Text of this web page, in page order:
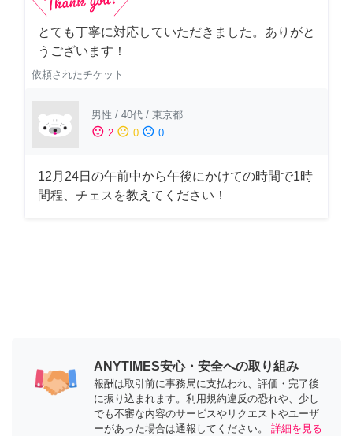
とても丁寧に対応していただきました。ありがと
うございます！
依頼されたチケット
男性 / 40代 / 東京都
sentiment_satisfied 2 sentiment_neutral 0 sentiment_dissatisfied 0
12月24日の午前中から午後にかけての時間で1時
間程、チェスを教えてください！
ANYTIMES安心・安全への取り組み
報酬は取引前に事務局に支払われ、評価・完了後
に振り込まれます。利用規約違反の恐れや、少し
でも不審な内容のサービスやリクエストやユーザ
ーがあった場合は通報してください。
詳細を見る